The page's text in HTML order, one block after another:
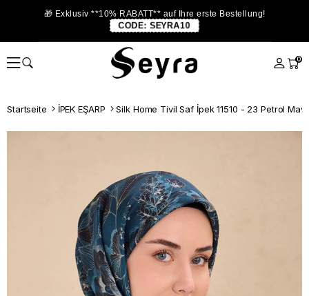
🎁 Exklusiv **10% RABATT** auf Ihre erste Bestellung!
CODE: SEYRA10
0
Startseite İPEK EŞARP